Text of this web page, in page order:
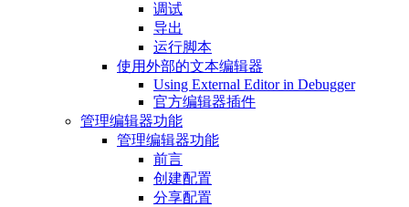
调试
导出
运行脚本
使用外部的文本编辑器
Using External Editor in Debugger
官方编辑器插件
管理编辑器功能
管理编辑器功能
前言
创建配置
分享配置